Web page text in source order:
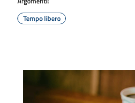
Tempo libero